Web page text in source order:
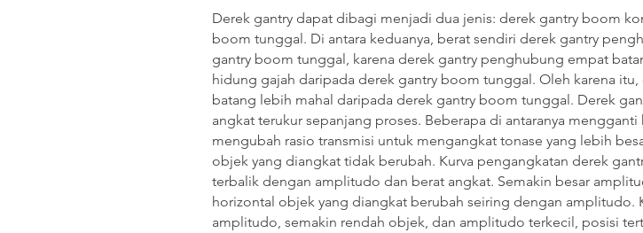
Derek gantry dapat dibagi menjadi dua jenis: derek gantry boom
boom tunggal. Di antara keduanya, berat sendiri derek gantry
gantry boom tunggal, karena derek gantry penghubung empat
hidung gajah daripada derek gantry boom tunggal. Oleh karena
batang lebih mahal daripada derek gantry boom tunggal. Derek
angkat terukur sepanjang proses. Beberapa di antaranya
mengubah rasio transmisi untuk mengangkat tonase yang lebih
objek yang diangkat tidak berubah. Kurva pengangkatan derek
terbalik dengan amplitudo dan berat angkat. Semakin besar
horizontal objek yang diangkat berubah seiring dengan amplitudo.
amplitudo, semakin rendah objek, dan amplitudo terkecil, posisi